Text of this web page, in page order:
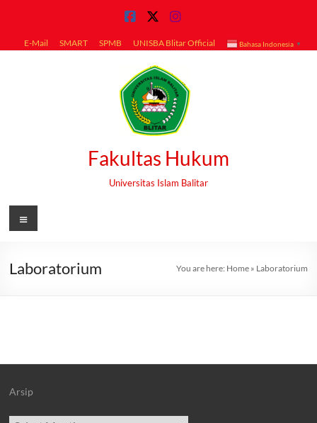
E-Mail SMART SPMB UNISBA Blitar Official Bahasa Indonesia ▼
Fakultas Hukum
Universitas Islam Balitar
Menu
Laboratorium You are here: Home» Laboratorium
Arsip